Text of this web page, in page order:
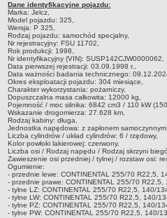
Współpraca zagraniczna
Strategia rozwoju Gminy
AKTUALNOŚCI I OBWIESZCZENIA
Aktualności
Obwieszczenia, ogłoszenia i
KOMUNIKATY
Drogi
Energia elektryczna
Meteorologiczne
Rozkłady jazdy autobusów
Wodociągi - ocena jakości wody
KONKURSY
Dane identyfikacyjne pojazdu:
Marka: Jelcz,
Model pojazdu: 325,
Wersja: P 325,
Rodzaj pojazdu: samochód specjalny,
Nr rejestracyjny: FSU 11702,
Rok produkcji: 1998,
Nr identyfikacyjny (VIN): SUSP142CJW0000062,
Data pierwszej rejestracji: 03.09.1998 r.,
Data ważności badania technicznego:
Okres eksploatacji pojazdu: 304 miesiące,
Charakter wykorzystania: pożarniczy,
Dopuszczalna masa całkowita: 12000 kg,
Pojemność / moc silnika: 6842 cm3 / 110 kW
Wskazanie drogomierza: 27.628 km,
Rodzaj kabiny: długa,
Jednostka napędowa: z zapłonem samoczynnym,
Liczba cylindrów / układ cylindrów: 6 / rzędowy,
Kolor powłoki lakierowej: czerwony,
Liczba osi / Rodzaj napędu / Rodzaj skrzyni
Zawieszenie osi przedniej / tylnej / rozstaw osi:
Ogumienie:
- przednie lewe: CONTINENTAL 255/70 R22,5,
- przednie prawe: CONTINENTAL 255/70 R22,5,
- tylne LZ: CONTINENTAL 255/70 R22,5, 140/
- tylne LW: CONTINENTAL 255/70 R22,5, 140/
- tylne PZ: CONTINENTAL 255/70 R22,5, 140/
- tylne PW: CONTINENTAL 255/70 R22,5, 140/